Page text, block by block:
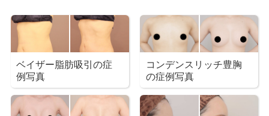
ベイザー脂肪吸引の症
例写真
コンデンスリッチ豊胸
の症例写真